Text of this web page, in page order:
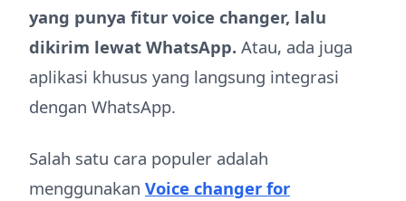
yang punya fitur voice changer, lalu
dikirim lewat WhatsApp. Atau, ada juga
aplikasi khusus yang langsung integrasi
dengan WhatsApp.
Salah satu cara populer adalah
menggunakan Voice changer for